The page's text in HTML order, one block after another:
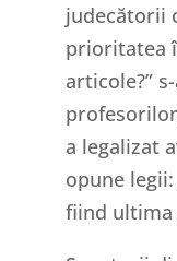
judecătorii
prioritatea
articole?”
a legalizat
opune
fiind ultima